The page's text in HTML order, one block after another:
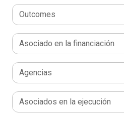
Outcomes
Asociado en la financiación
Agencias
Asociados en la ejecución